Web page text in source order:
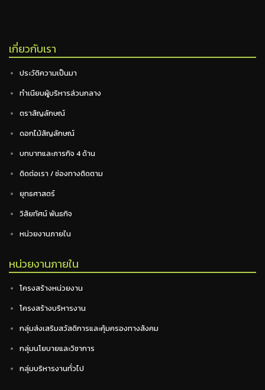
เกี่ยวกับเรา
ประวัติความเป็นมา
ทำเนียบผู้บริหารส่วนกลาง
ตราสัญลักษณ์
ดอกไม้สัญลักษณ์
บทบาทและภารกิจ 4 ด้าน
ติดต่อเรา / ช่องทางติดตาม
ยุทธศาสตร์
วิสัยทัศน์ พันธกิจ
หน่วยงานภายใน
หน่วยงานภายใน
โครงสร้างหน่วยงาน
โครงสร้างบริหารงาน
กลุ่มส่งเสริมสวัสดิการและคุ้มครองทางสังคม
กลุ่มนโยบายและวิชาการ
กลุ่มบริหารงานทั่วไป